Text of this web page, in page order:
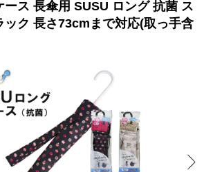
ース 長傘用 SUSU ロング 抗菌 ス
ック 長さ73cmまで対応(取っ手含